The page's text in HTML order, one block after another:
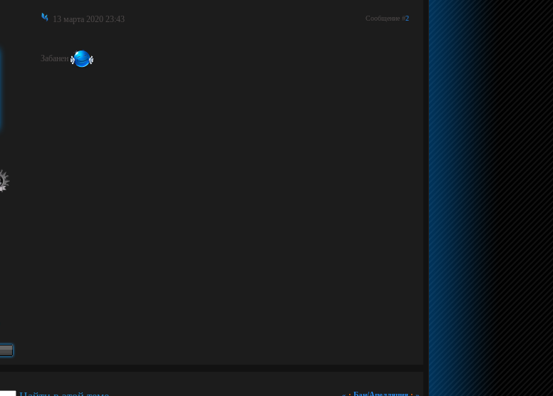
13 марта 2020 23:43 Сообщение #2
Забанен